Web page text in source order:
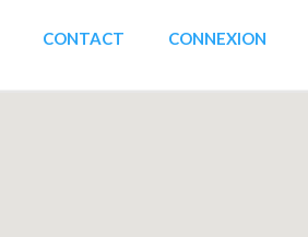
CONTACT CONNEXION